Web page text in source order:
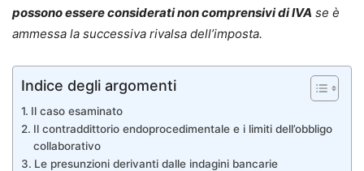
possono essere considerati non comprensivi di IVA se è
ammessa la successiva rivalsa dell’imposta.
Indice degli argomenti
Il caso esaminato
Il contraddittorio endoprocedimentale e i limiti dell’obbligo
collaborativo
Le presunzioni derivanti dalle indagini bancarie